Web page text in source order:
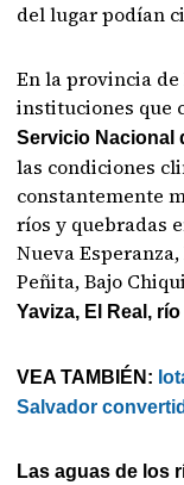
del lugar podían
En la provincia
instituciones que
Servicio Nacional
las condiciones
constantemente
ríos y quebradas
Nueva
Peñita, Bajo
Yaviza, El Real,
VEA TAMBIÉN:
Salvador
Las aguas de los